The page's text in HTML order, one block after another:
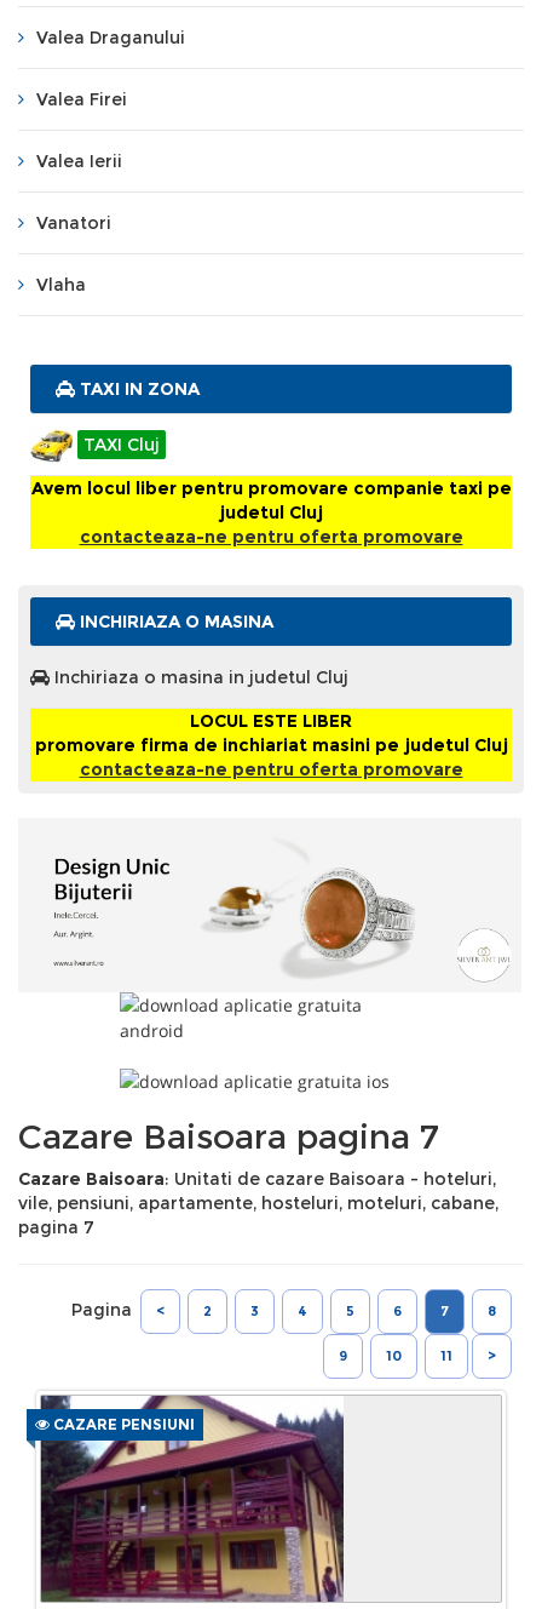
Valea Draganului
Valea Firei
Valea Ierii
Vanatori
Vlaha
TAXI IN ZONA
TAXI Cluj
Avem locul liber pentru promovare companie taxi pe
judetul Cluj
contacteaza-ne pentru oferta promovare
INCHIRIAZA O MASINA
Inchiriaza o masina in judetul Cluj
LOCUL ESTE LIBER
promovare firma de inchiariat masini pe judetul Cluj
contacteaza-ne pentru oferta promovare
Cazare Baisoara pagina 7
Cazare Baisoara: Unitati de cazare Baisoara - hoteluri,
vile, pensiuni, apartamente, hosteluri, moteluri, cabane,
pagina 7
Pagina < 2 3 4 5 6 7 8
9 10 11 >
CAZARE PENSIUNI